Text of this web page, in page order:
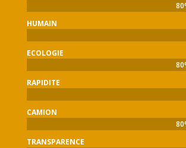
HUMAIN
ECOLOGIE
RAPIDITE
CAMION
TRANSPARENCE